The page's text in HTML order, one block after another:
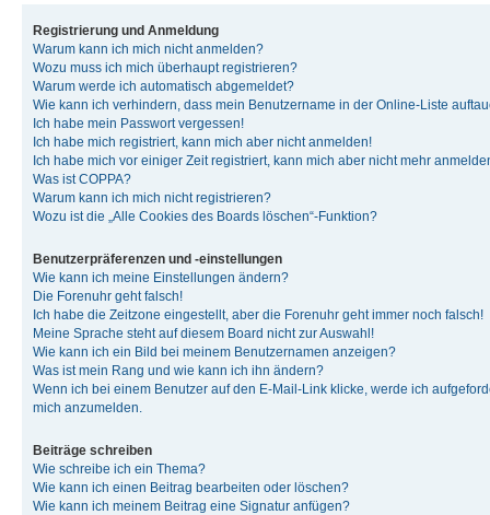
Registrierung und Anmeldung
Warum kann ich mich nicht anmelden?
Wozu muss ich mich überhaupt registrieren?
Warum werde ich automatisch abgemeldet?
Wie kann ich verhindern, dass mein Benutzername in der Online-Liste
Ich habe mein Passwort vergessen!
Ich habe mich registriert, kann mich aber nicht anmelden!
Ich habe mich vor einiger Zeit registriert, kann mich aber nicht mehr
Was ist COPPA?
Warum kann ich mich nicht registrieren?
Wozu ist die „Alle Cookies des Boards löschen“-Funktion?
Benutzerpräferenzen und -einstellungen
Wie kann ich meine Einstellungen ändern?
Die Forenuhr geht falsch!
Ich habe die Zeitzone eingestellt, aber die Forenuhr geht immer noch falsch!
Meine Sprache steht auf diesem Board nicht zur Auswahl!
Wie kann ich ein Bild bei meinem Benutzernamen anzeigen?
Was ist mein Rang und wie kann ich ihn ändern?
Wenn ich bei einem Benutzer auf den E-Mail-Link klicke, werde ich
mich anzumelden.
Beiträge schreiben
Wie schreibe ich ein Thema?
Wie kann ich einen Beitrag bearbeiten oder löschen?
Wie kann ich meinem Beitrag eine Signatur anfügen?